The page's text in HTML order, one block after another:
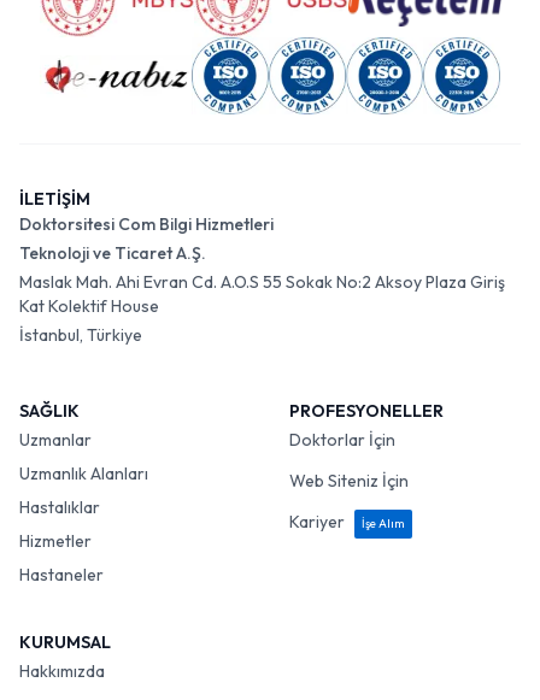
İLETİŞİM
Doktorsitesi Com Bilgi Hizmetleri
Teknoloji ve Ticaret A.Ş.
Maslak Mah. Ahi Evran Cd. A.O.S 55 Sokak No:2 Aksoy Plaza Giriş
Kat Kolektif House
İstanbul, Türkiye
SAĞLIK
Uzmanlar
Uzmanlık Alanları
Hastalıklar
Hizmetler
Hastaneler
PROFESYONELLER
Doktorlar İçin
Web Siteniz İçin
Kariyer
İşe Alım
KURUMSAL
Hakkımızda